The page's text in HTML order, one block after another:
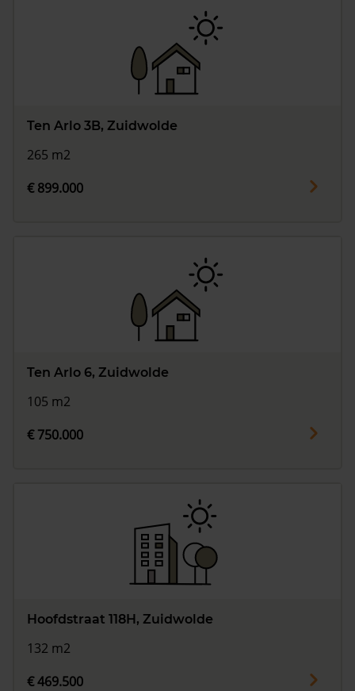
Ten Arlo 3B, Zuidwolde
265 m2
€ 899.000
Ten Arlo 6, Zuidwolde
105 m2
€ 750.000
Hoofdstraat 118H, Zuidwolde
132 m2
€ 469.500